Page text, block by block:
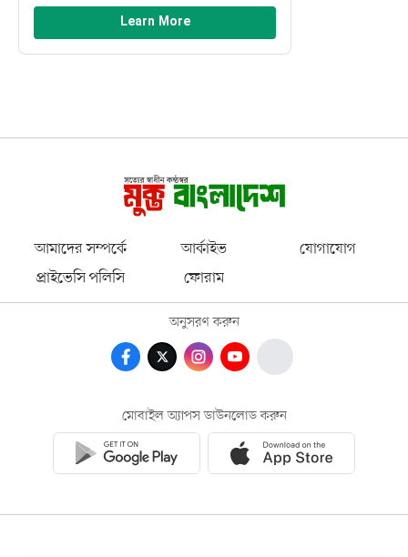
Learn More
আমাদের সম্পর্কে আর্কাইভ
যোগাযোগ
প্রাইভেসি পলিসি
ফোরাম
অনুসরণ করুন
মোবাইল অ্যাপস ডাউনলোড করুন